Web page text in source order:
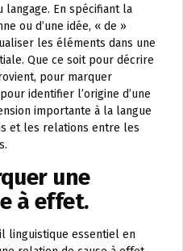
En spécifiant la
ou d’une idée, « de »
les éléments dans une
Que ce soit pour décrire
pour marquer
identifier l’origine d’une
importante à la langue
et les relations entre les
une
à effet.
linguistique essentiel en